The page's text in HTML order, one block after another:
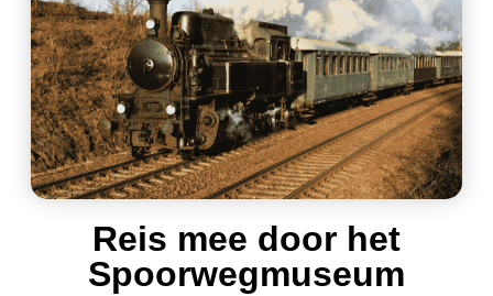
Reis mee door het
Spoorwegmuseum